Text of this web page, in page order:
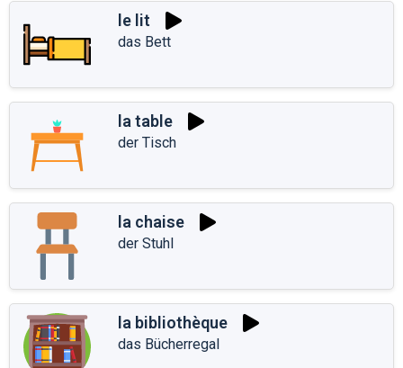
le lit
das Bett
la table
der Tisch
la chaise
der Stuhl
la bibliothèque
das Bücherregal